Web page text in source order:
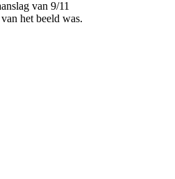
van 9/11
het beeld was.